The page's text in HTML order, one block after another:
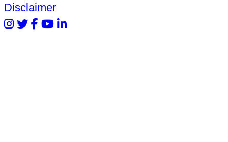
Disclaimer